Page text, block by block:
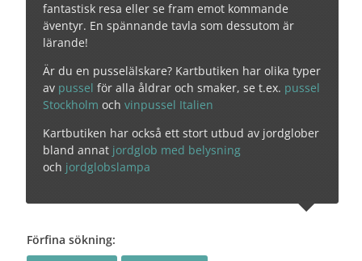
fantastisk resa eller se fram emot kommande
äventyr. En spännande tavla som dessutom är
lärande!
Är du en pusselälskare? Kartbutiken har olika typer
av pussel för alla åldrar och smaker, se t.ex. pussel
Stockholm ochvinpussel Italien
Kartbutiken har också ett stort utbud av jordglober
bland annat jordglob med belysning
och jordglobslampa
Förfina sökning: